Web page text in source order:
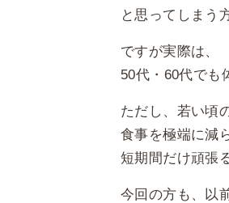
と思ってしまう
ですが実際は、
50代・60代でも
ただし、若い頃
食事を極端に減
短期間だけ頑張
今回の方も、以